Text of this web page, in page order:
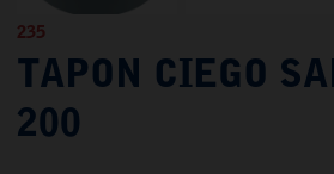
235
TAPON CIEGO
200